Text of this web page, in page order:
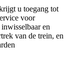
u toegang tot
voor
en
van de trein, en